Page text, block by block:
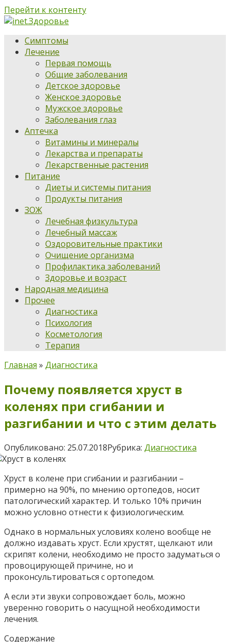
Перейти к контенту
Симптомы
Лечение
Первая помощь
Общие заболевания
Детское здоровье
Женское здоровье
Мужское здоровье
Заболевания глаз
Аптечка
Витамины и минералы
Лекарства и препараты
Лекарственные растения
Питание
Диеты и системы питания
Продукты питания
ЗОЖ
Лечебная физкультура
Лечебный массаж
Оздоровительные практики
Очищение организма
Профилактика заболеваний
Здоровье и возраст
Народная медицина
Прочее
Диагностика
Психология
Косметология
Терапия
Главная » Диагностика
Почему появляется хруст в
коленях при сгибании и
разгибании и что с этим делать
Опубликовано: 25.07.2018Рубрика: Диагностика
Хруст в колене при сгибании и разгибании –
примерно на 90%, по мнению ортопедов, носит
патологический характер. И только 10% причин
можно условно отнести к физиологическим.
Однако в нормальных условиях колено вообще не
должно издавать хруст. Если хрустят, щелкают или
скрипят колени, необходимо не просто задуматься о
провоцирующей причине, но и
проконсультироваться с ортопедом.
А если эти звуки сопровождает боль, можно
уверенно говорить о насущной необходимости
лечения.
Содержание